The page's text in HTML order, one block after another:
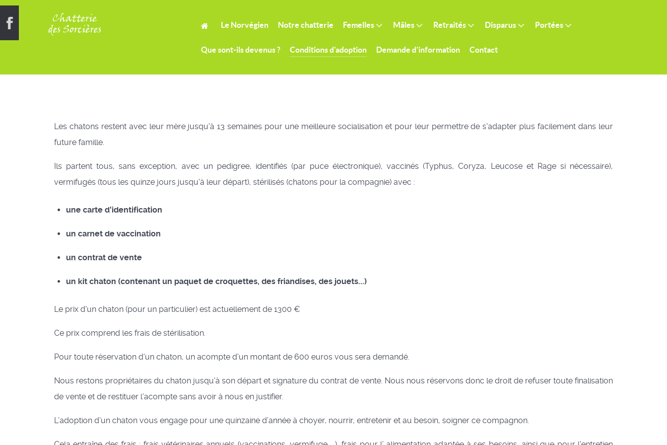
Le Norvégien Notre chatterie Femelles Mâles Retraités Disparus Portées
Que sont-ils devenus ? Conditions d'adoption Demande d'information Contact
Les chatons restent avec leur mère jusqu'à 13 semaines pour une meilleure socialisation et pour leur permettre de s'adapter plus facilement dans leur
future famille.
Ils partent tous, sans exception, avec un pedigree, identifiés (par puce électronique), vaccinés (Typhus, Coryza, Leucose et Rage si nécessaire),
vermifugés (tous les quinze jours jusqu'à leur départ), stérilisés (chatons pour la compagnie) avec :
une carte d'identification
un carnet de vaccination
un contrat de vente
un kit chaton (contenant un paquet de croquettes, des friandises, des jouets...)
Le prix d'un chaton (pour un particulier) est actuellement de 1300 €
Ce prix comprend les frais de stérilisation.
Pour toute réservation d'un chaton, un acompte d'un montant de 600 euros vous sera demandé.
Nous restons propriétaires du chaton jusqu'à son départ et signature du contrat de vente. Nous nous réservons donc le droit de refuser toute finalisation
de vente et de restituer l’acompte sans avoir à nous en justifier.
L’adoption d’un chaton vous engage pour une quinzaine d’année à choyer, nourrir, entretenir et au besoin, soigner ce compagnon.